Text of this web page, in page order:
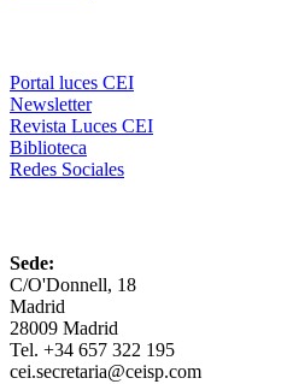
Portal luces CEI
Newsletter
Revista Luces CEI
Biblioteca
Redes Sociales
Sede:
C/O'Donnell, 18
Madrid
28009 Madrid
Tel. +34 657 322 195
cei.secretaria@ceisp.com